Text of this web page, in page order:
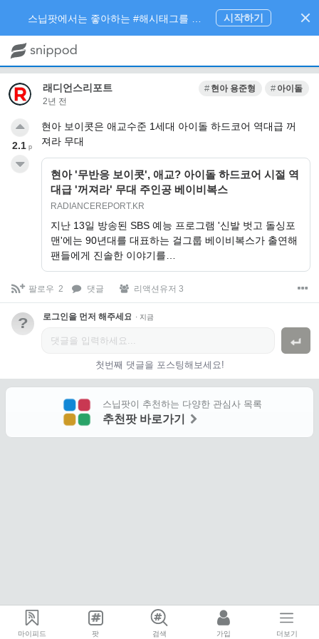
래디언스리포트
2년 전
현아 용준형 아이돌
현아 보이콧은 애교수준 1세대 아이돌 하드코어 역대급 꺼
져라 무대
현아 '무반응 보이콧', 애교? 아이돌 하드코어 시절 역
대급 '꺼져라' 무대 주인공 베이비복스
RADIANCEREPORT.KR
지난 13일 방송된 SBS 예능 프로그램 '신발 벗고 돌싱포
맨'에는 90년대를 대표하는 걸그룹 베이비복스가 출연해
팬들에게 진솔한 이야기를…
2.1 p
팔로우 2 댓글 리액션유저 3
? 로그인을 먼저 해주세요. · 지금
첫번째 댓글을 포스팅해보세요!
스닙팟이 추천하는 다양한 관심사 목록
추천팟 바로가기
마이피드 팟 검색 가입 더보기
스닙팟에서는 좋아하는 #해시태그를 팔로우 하고 내가 관심있는 주제만 모아볼 수 있어요. 시작하기